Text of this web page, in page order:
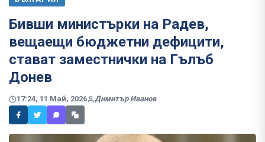
Бивши министърки на Радев,
вещаещи бюджетни дефицити,
стават заместнички на Гълъб
Донев
17:24, 11 Май, 2026 Димитър Иванов